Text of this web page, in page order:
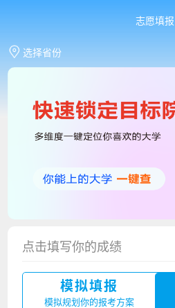
志愿填报
选择省份
点击填写你的成绩
模拟填报
模拟规划你的报考方案